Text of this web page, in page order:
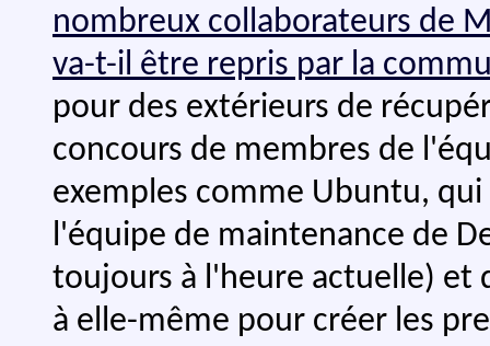
nombreux collaborateurs de
va-t-il être repris par la
pour des extérieurs de
concours de membres de
exemples comme Ubuntu,
l'équipe de maintenance de
toujours à l'heure actuelle) et
à elle-même pour créer les